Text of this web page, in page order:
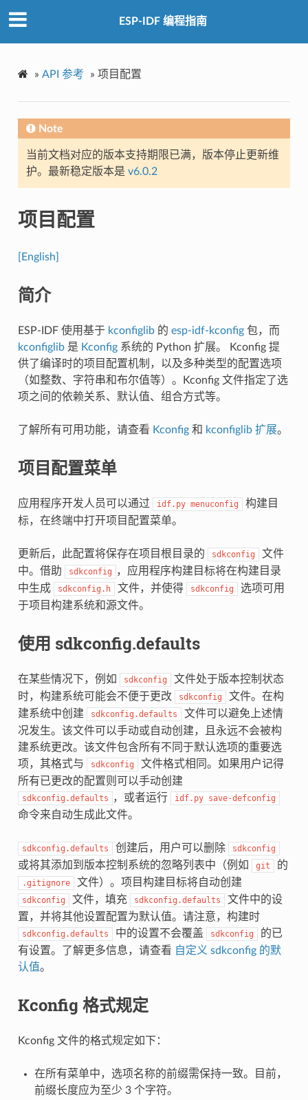
ESP-IDF 编程指南
» API 参考 » 项目配置
Note
当前文档对应的版本支持期限已满，版本停止更新维
护。最新稳定版本是 v6.0.2
项目配置
[English]
简介
ESP-IDF 使用基于 kconfiglib的 esp-idf-kconfig包，而
kconfiglib是 Kconfig系统的 Python 扩展。 Kconfig 提
供了编译时的项目配置机制，以及多种类型的配置选项
（如整数、字符串和布尔值等）。Kconfig 文件指定了选
项之间的依赖关系、默认值、组合方式等。
了解所有可用功能，请查看 Kconfig和 kconfiglib 扩展。
项目配置菜单
应用程序开发人员可以通过 idf.py menuconfig
构建目
标，在终端中打开项目配置菜单。
更新后，此配置将保存在项目根目录的 sdkconfig
文件
中。借助
sdkconfig
，应用程序构建目标将在构建目录
中生成
sdkconfig.h 文件，并使得 sdkconfig
选项可用
于项目构建系统和源文件。
使用 sdkconfig.defaults
在某些情况下，例如 sdkconfig
文件处于版本控制状态
时，构建系统可能会不便于更改
sdkconfig
文件。在构
建系统中创建
sdkconfig.defaults
文件可以避免上述情
况发生。该文件可以手动或自动创建，且永远不会被构
建系统更改。该文件包含所有不同于默认选项的重要选
项，其格式与
sdkconfig
文件格式相同。如果用户记得
所有已更改的配置则可以手动创建
sdkconfig.defaults ，或者运行 idf.py save-defconfig
命令来自动生成此文件。
sdkconfig.defaults 创建后，用户可以删除 sdkconfig
或将其添加到版本控制系统的忽略列表中（例如 git 的
.gitignore 文件）。项目构建目标将自动创建
sdkconfig 文件，填充 sdkconfig.defaults
文件中的设
置，并将其他设置配置为默认值。请注意，构建时
sdkconfig.defaults 中的设置不会覆盖 sdkconfig
的已
有设置。了解更多信息，请查看 自定义 sdkconfig 的默
认值。
Kconfig 格式规定
Kconfig 文件的格式规定如下：
在所有菜单中，选项名称的前缀需保持一致。目前，
前缀长度应为至少 3 个字符。